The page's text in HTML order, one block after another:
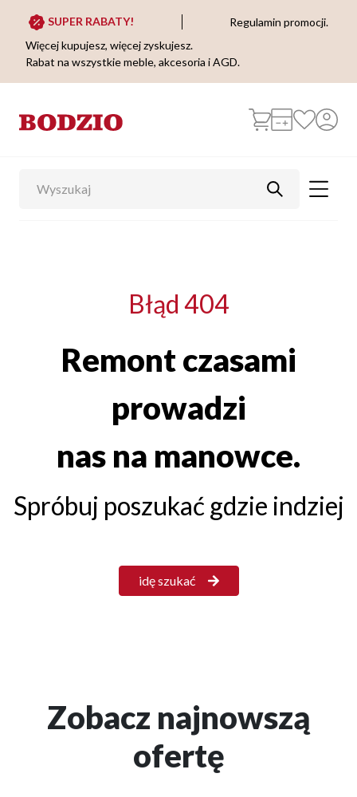
SUPER RABATY!
Regulamin promocji.
Więcej kupujesz, więcej zyskujesz.
Rabat na wszystkie meble, akcesoria i AGD.
Błąd 404
Remont czasami
prowadzi
nas na manowce.
Spróbuj poszukać gdzie indziej
idę szukać
Zobacz najnowszą
ofertę